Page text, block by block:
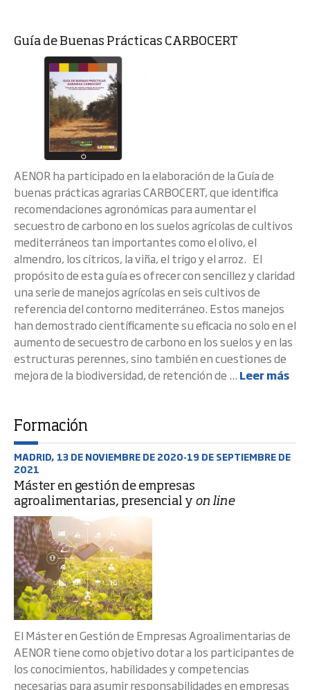
Guía de Buenas Prácticas CARBOCERT
AENOR ha participado en la elaboración de la Guía de
buenas prácticas agrarias CARBOCERT, que identifica
recomendaciones agronómicas para aumentar el
secuestro de carbono en los suelos agrícolas de cultivos
mediterráneos tan importantes como el olivo, el
almendro, los cítricos, la viña, el trigo y el arroz. El
propósito de esta guía es ofrecer con sencillez y claridad
una serie de manejos agrícolas en seis cultivos de
referencia del contorno mediterráneo. Estos manejos
han demostrado científicamente su eficacia no solo en el
aumento de secuestro de carbono en los suelos y en las
estructuras perennes, sino también en cuestiones de
mejora de la biodiversidad, de retención de ... Leer más
Formación
MADRID, 13 DE NOVIEMBRE DE 2020-19 DE SEPTIEMBRE DE
2021
Máster en gestión de empresas
agroalimentarias, presencial y on line
El Máster en Gestión de Empresas Agroalimentarias de
AENOR tiene como objetivo dotar a los participantes de
los conocimientos, habilidades y competencias
necesarias para asumir responsabilidades en empresas